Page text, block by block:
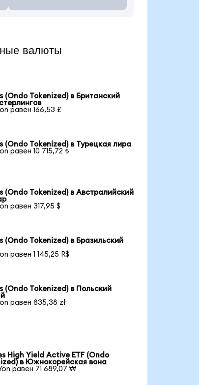
валюты
(Ondo Tokenized) в Британский
равен 166,53 £
(Ondo Tokenized) в Турецкая лира
равен 10 715,72 ₺
(Ondo Tokenized) в Австралийский
равен 317,95 $
(Ondo Tokenized) в Бразильский
равен 1 145,25 R$
(Ondo Tokenized) в Польский
равен 835,38 zł
High Yield Active ETF (Ondo
в Южнокорейская вона
равен 71 689,07 ₩